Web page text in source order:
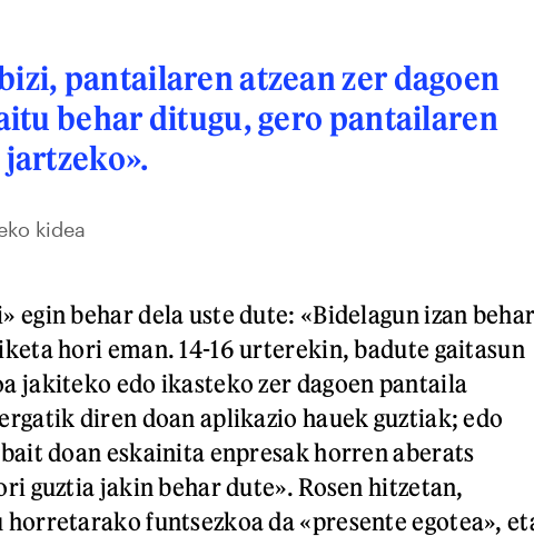
pantailaren atzean zer dagoen
behar ditugu, gero pantailaren
kidea
egin behar dela uste dute: «Bidelagun izan
hori eman. 14-16 urterekin, badute gaitasun
jakiteko edo ikasteko zer dagoen pantaila
diren doan aplikazio hauek guztiak; edo
doan eskainita enpresak horren aberats
guztia jakin behar dute». Rosen hitzetan,
horretarako funtsezkoa da «presente egotea»,